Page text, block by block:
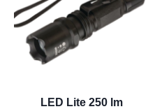
LED Lite 250 lm